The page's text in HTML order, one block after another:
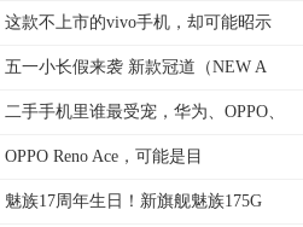
这款不上市的vivo手机，却可能昭示
五一小长假来袭 新款冠道（NEW A
二手手机里谁最受宠，华为、OPPO、
OPPO Reno Ace，可能是目
魅族17周年生日！新旗舰魅族175G